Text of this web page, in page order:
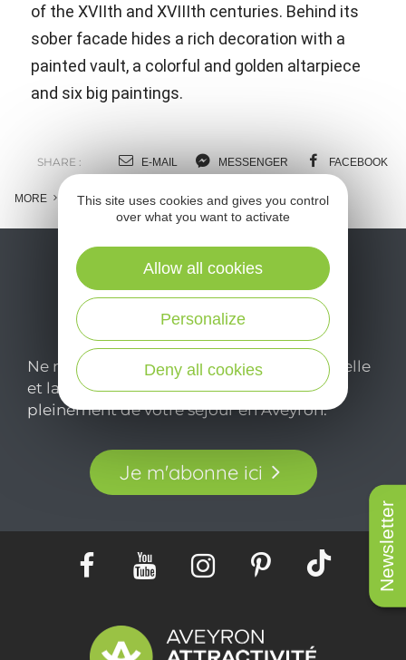
Newsletter
of the XVIIth and XVIIIth centuries. Behind its
sober facade hides a rich decoration with a
painted vault, a colorful and golden altarpiece
and six big paintings.
SHARE : E-MAIL MESSENGER FACEBOOK
MORE
Ne manquez pas notre newsletter mensuelle
et laissez-vous inspirer pour profiter
pleinement de votre séjour en Aveyron.
Je m'abonne ici
This site uses cookies and gives you control
over what you want to activate
Deny all cookies
Personalize
Allow all cookies